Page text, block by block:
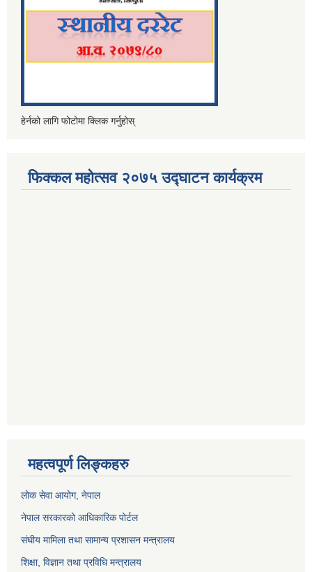
हेर्नको लागि फोटोमा क्लिक गर्नुहोस्
फिक्कल महोत्सव २०७५ उद्घाटन कार्यक्रम
महत्वपूर्ण लिङ्कहरु
लोक सेवा आयोग, नेपाल
नेपाल सरकारको आधिकारिक पोर्टल
संघीय मामिला तथा सामान्य प्रशासन मन्त्रालय
शिक्षा, विज्ञान तथा प्रविधि मन्त्रालय